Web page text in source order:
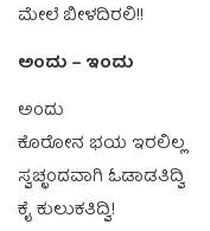
ಮೇಲೆ ಬೀಳದಿರಲಿ!!
ಅಂದು – ಇಂದು
ಅಂದು
ಕೊರೋನ ಭಯ ಇರಲಿಲ್ಲ
ಸ್ವಚ್ಛಂದವಾಗಿ ಓಡಾಡತಿದ್ವಿ
ಕೈ ಕುಲುಕತಿದ್ವಿ!